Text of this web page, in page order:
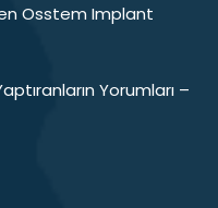
Osstem Implant
Yorumları –